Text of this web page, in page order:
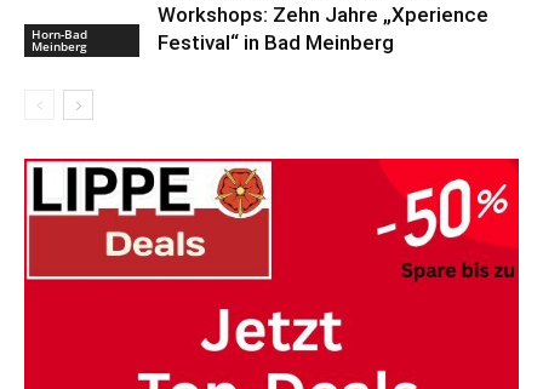
Horn-Bad
Meinberg
Workshops: Zehn Jahre „Xperience
Festival“ in Bad Meinberg